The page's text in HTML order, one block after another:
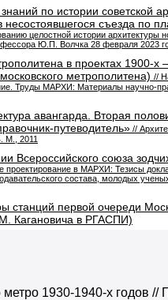
по истории советской
съезда по
целостной истории архитектуры
Ю.П. Волчка 28 февраля 2023
в проектах 1900-х
метрополитена) //
Труды МАРХИ: Материалы научно-
авангарда. Вторая
путеводитель» //
М., 2011
Всероссийского союза
проектирование в МАРХИ: Тезисы
состава, молодых
станций первой очереди
Кагановича в РГАСПИ)
метро 1930-1940-х годов //